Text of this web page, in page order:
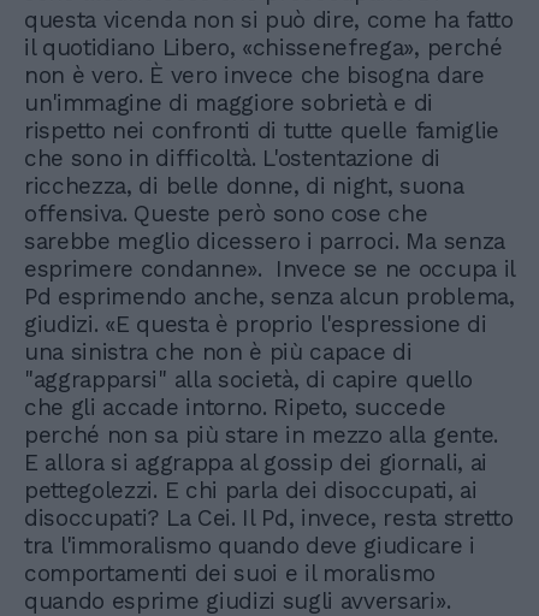
questa vicenda non si può dire, come ha fatto
il quotidiano Libero, «chissenefrega», perché
non è vero. È vero invece che bisogna dare
un'immagine di maggiore sobrietà e di
rispetto nei confronti di tutte quelle famiglie
che sono in difficoltà. L'ostentazione di
ricchezza, di belle donne, di night, suona
offensiva. Queste però sono cose che
sarebbe meglio dicessero i parroci. Ma senza
esprimere condanne». Invece se ne occupa il
Pd esprimendo anche, senza alcun problema,
giudizi. «E questa è proprio l'espressione di
una sinistra che non è più capace di
"aggrapparsi" alla società, di capire quello
che gli accade intorno. Ripeto, succede
perché non sa più stare in mezzo alla gente.
E allora si aggrappa al gossip dei giornali, ai
pettegolezzi. E chi parla dei disoccupati, ai
disoccupati? La Cei. Il Pd, invece, resta stretto
tra l'immoralismo quando deve giudicare i
comportamenti dei suoi e il moralismo
quando esprime giudizi sugli avversari».